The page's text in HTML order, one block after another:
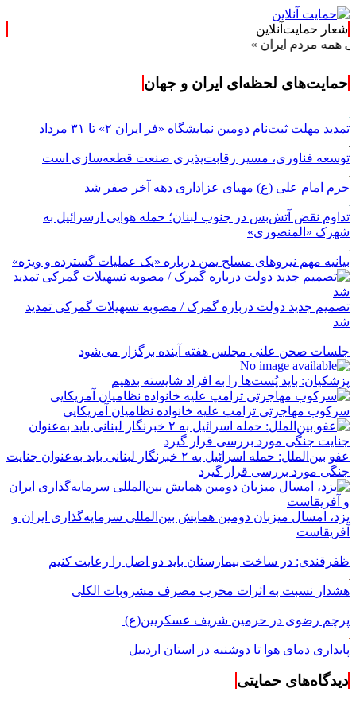
شعار حمایت‌آنلاین
ایران »
حمایت‌های لحظه‌ای ایران و جهان
تمدید مهلت ثبت‌نام دومین نمایشگاه «فر ایران ۲» تا ۳۱ مرداد
توسعه فناوری، مسیر رقابت‌پذیری صنعت قطعه‌سازی است
حرم امام علی (ع) مهیای عزاداری دهه آخر صفر شد
تداوم نقض آتش‌بس در جنوب لبنان؛ حمله هوایی ارسرائیل به
شهرک «المنصوری»
بیانیه مهم نیروهای مسلح یمن درباره «یک عملیات گسترده و ویژه»
تصمیم جدید دولت درباره گمرک / مصوبه تسهیلات گمرکی تمدید
شد
جلسات صحن علنی مجلس هفته آینده برگزار می‌شود
پزشکیان: باید پُست‌ها را به افراد شایسته بدهیم
سرکوب مهاجرتی ترامپ علیه خانواده نظامیان آمریکایی
عفو بین‌الملل: حمله اسرائیل به ۲ خبرنگار لبنانی باید به‌عنوان جنایت
جنگی مورد بررسی قرار گیرد
یزد، امسال میزبان دومین همایش بین‌المللی سرمایه‌گذاری ایران و
آفریقاست
ظفرقندی: در ساخت بیمارستان باید دو اصل را رعایت کنیم
هشدار نسبت به اثرات مخرب مصرف مشروبات الکلی
پرچم رضوی در حرمین شریف عسکریین(ع)
پایداری دمای هوا تا دوشنبه در استان اردبیل
دیدگاه‌های حمایتی